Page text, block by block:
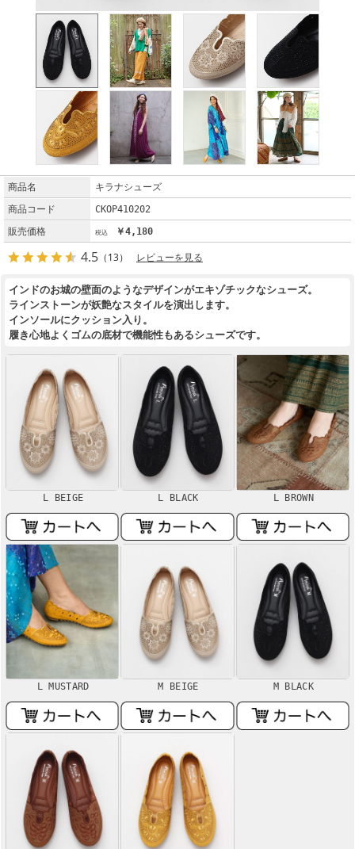
商品名
キラナシューズ
商品コード
CKOP410202
販売価格
￥4,180
4.5 （13） レビューを見る
インドのお城の壁面のようなデザインがエキゾチックなシューズ。
ラインストーンが妖艶なスタイルを演出します。
インソールにクッション入り。
履き心地よくゴムの底材で機能性もあるシューズです。
L BEIGE L BLACK L BROWN
L MUSTARD M BEIGE M BLACK